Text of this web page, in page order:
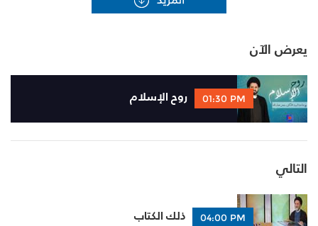
يعرض الآن
01:30 PM روح الإسلام
التالي
04:00 PM ذلك الكتاب